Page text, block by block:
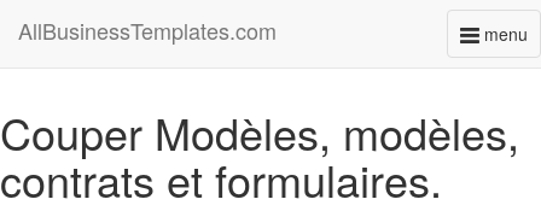
menu
AllBusinessTemplates.com
Couper Modèles, modèles,
contrats et formulaires.